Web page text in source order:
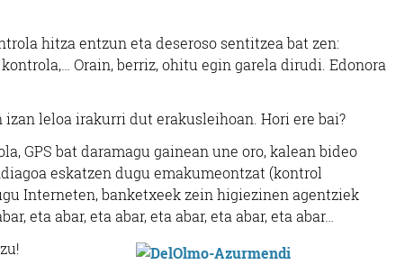
hitza entzun eta deseroso sentitzea bat zen:
Orain, berriz, ohitu egin garela dirudi. Edonora
leloa irakurri dut erakusleihoan. Hori ere bai?
GPS bat daramagu gainean une oro, kalean bideo
eskatzen dugu emakumeontzat (kontrol
Interneten, banketxeek zein higiezinen agentziek
eta abar, eta abar, eta abar, eta abar, eta abar…